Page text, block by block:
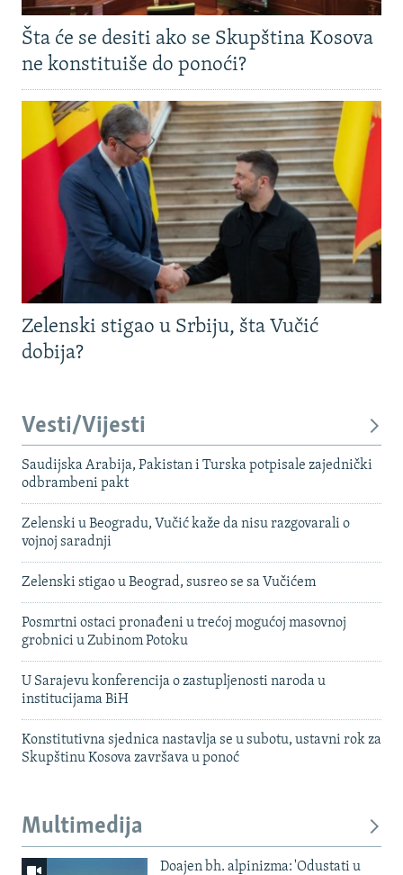
Šta će se desiti ako se Skupština Kosova
ne konstituiše do ponoći?
Zelenski stigao u Srbiju, šta Vučić
dobija?
Vesti/Vijesti
Saudijska Arabija, Pakistan i Turska potpisale zajednički
odbrambeni pakt
Zelenski u Beogradu, Vučić kaže da nisu razgovarali o
vojnoj saradnji
Zelenski stigao u Beograd, susreo se sa Vučićem
Posmrtni ostaci pronađeni u trećoj mogućoj masovnoj
grobnici u Zubinom Potoku
U Sarajevu konferencija o zastupljenosti naroda u
institucijama BiH
Konstitutivna sjednica nastavlja se u subotu, ustavni rok za
Skupštinu Kosova završava u ponoć
Multimedija
Doajen bh. alpinizma: 'Odustati u